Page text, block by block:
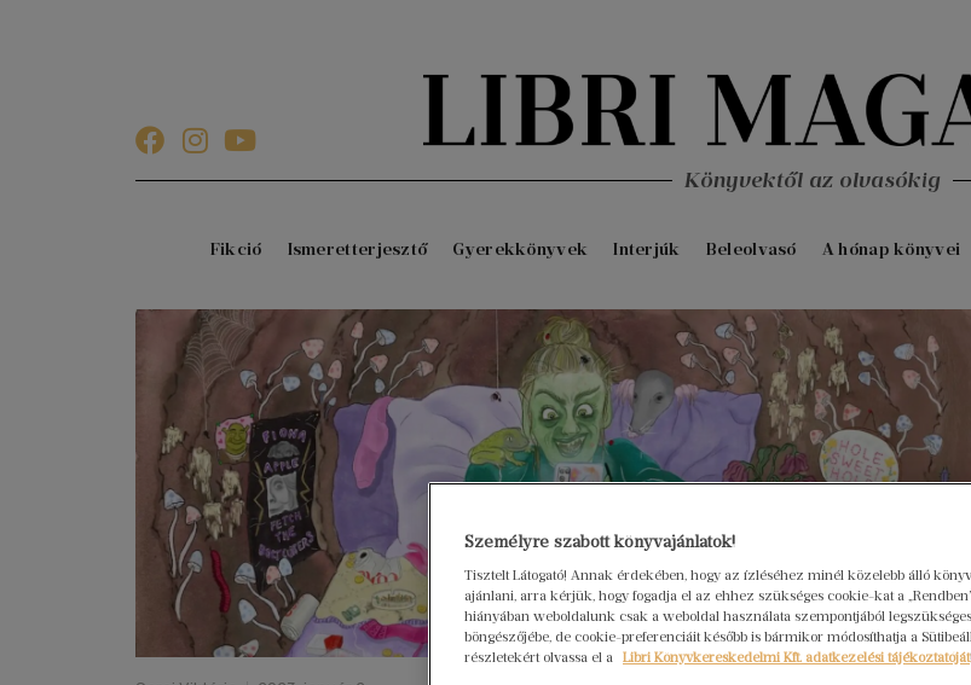
Könyvektől az olvasókig
Fikció Ismeretterjesztő Gyerekkönyvek Interjúk Beleolvasó A hónap könyvei
Személyre szabott könyvajánlatok!
Tisztelt Látogató! Annak érdekében, hogy az ízléséhez minél közelebb álló
ajánlani, arra kérjük, hogy fogadja el az ehhez szükséges cookie-kat a
hiányában weboldalunk csak a weboldal használata szempontjából
böngészőjébe, de cookie-preferenciáit később is bármikor módosíthatja a
részletekért olvassa el a
Libri Könyvkereskedelmi Kft. adatkezelési tájékoztatóját!